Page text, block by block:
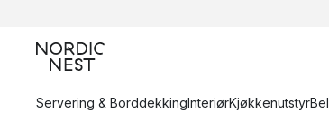
Servering & BorddekkingInteriørKjøkkenutstyr